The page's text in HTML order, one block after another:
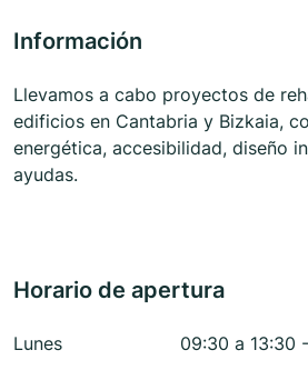
Información
Llevamos a cabo proyectos de
edificios en Cantabria y Bizkaia,
energética, accesibilidad, diseño
ayudas.
Horario de apertura
Lunes
09:30 a 13:30